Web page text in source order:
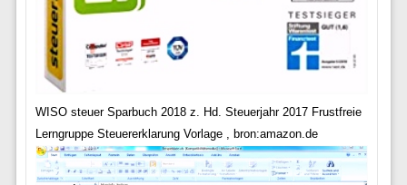
WISO steuer Sparbuch 2018 z. Hd. Steuerjahr 2017 Frustfreie
Lerngruppe Steuererklarung Vorlage , bron:amazon.de